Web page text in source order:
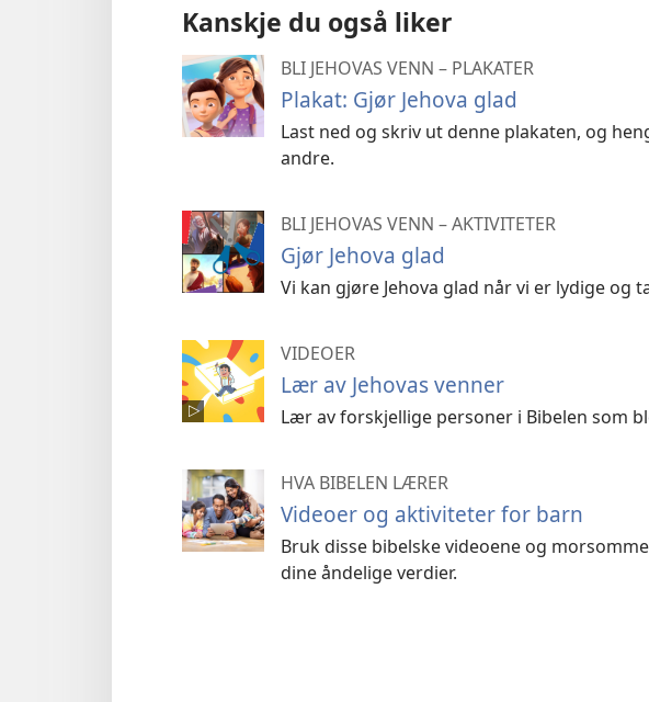
Kanskje du også liker
BLI JEHOVAS VENN – PLAKATER
Plakat: Gjør Jehova glad
Last ned og skriv ut denne plakaten, og
andre.
BLI JEHOVAS VENN – AKTIVITETER
Gjør Jehova glad
Vi kan gjøre Jehova glad når vi er lydige og
VIDEOER
Lær av Jehovas venner
Lær av forskjellige personer i Bibelen som
HVA BIBELEN LÆRER
Videoer og aktiviteter for barn
Bruk disse bibelske videoene og
dine åndelige verdier.